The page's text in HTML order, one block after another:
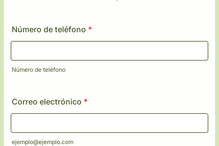
Número de teléfono *
Número de teléfono
Correo electrónico *
ejemplo@ejemplo.com